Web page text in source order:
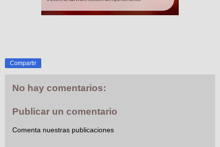
Compartir
No hay comentarios:
Publicar un comentario
Comenta nuestras publicaciones